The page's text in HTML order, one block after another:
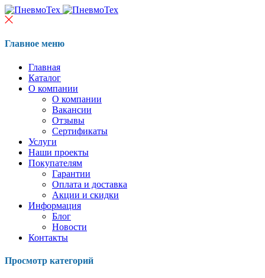
Главное меню
Главная
Каталог
О компании
О компании
Вакансии
Отзывы
Сертификаты
Услуги
Наши проекты
Покупателям
Гарантии
Оплата и доставка
Акции и скидки
Информация
Блог
Новости
Контакты
Просмотр категорий